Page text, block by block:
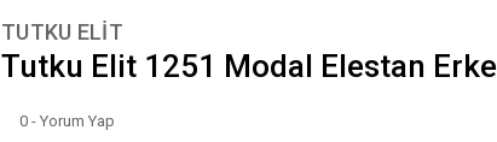
TUTKU ELIT
Tutku Elit 1251 Modal Elestan
0 - Yorum Yap